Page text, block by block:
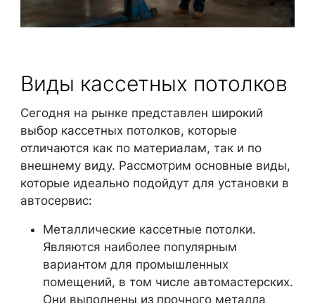
Виды кассетных потолков
Сегодня на рынке представлен широкий
выбор кассетных потолков, которые
отличаются как по материалам, так и по
внешнему виду. Рассмотрим основные виды,
которые идеально подойдут для установки в
автосервис:
Металлические кассетные потолки.
Являются наиболее популярным
вариантом для промышленных
помещений, в том числе автомастерских.
Они выполнены из прочного металла